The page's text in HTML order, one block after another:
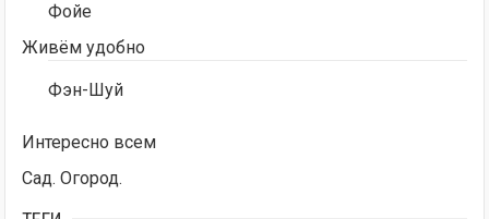
Фойе
Живём удобно
Фэн-Шуй
Интересно всем
Сад. Огород.